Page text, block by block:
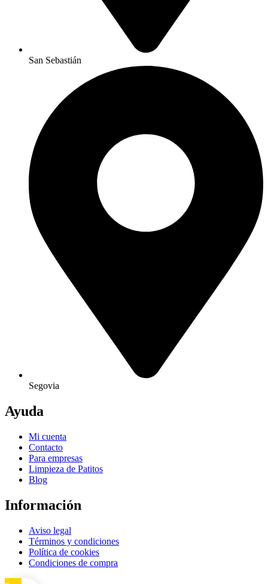
San Sebastián
Segovia
Ayuda
Mi cuenta
Contacto
Para empresas
Limpieza de Patitos
Blog
Información
Aviso legal
Términos y condiciones
Política de cookies
Condiciones de compra